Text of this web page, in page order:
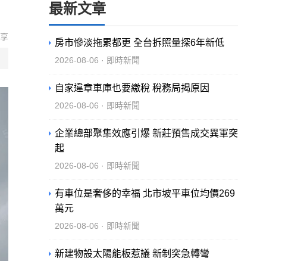
最新文章
房市慘淡拖累都更 全台拆照量探6年新低
2026-08-06 · 即時新聞
自家違章車庫也要繳稅 稅務局揭原因
2026-08-06 · 即時新聞
企業總部聚集效應引爆 新莊預售成交異軍突
起
2026-08-06 · 即時新聞
有車位是奢侈的幸福 北市坡平車位均價269
萬元
2026-08-06 · 即時新聞
新建物設太陽能板惹議 新制突急轉彎